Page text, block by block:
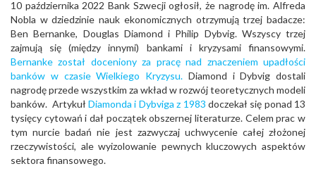
10 października 2022 Bank Szwecji ogłosił, że nagrodę im. Alfreda
Nobla w dziedzinie nauk ekonomicznych otrzymują trzej badacze:
Ben Bernanke, Douglas Diamond i Philip Dybvig. Wszyscy trzej
zajmują się (między innymi) bankami i kryzysami finansowymi.
Bernanke został doceniony za pracę nad znaczeniem upadłości
banków w czasie Wielkiego Kryzysu. Diamond i Dybvig dostali
nagrodę przede wszystkim za wkład w rozwój teoretycznych modeli
banków. ArtykułDiamonda i Dybviga z 1983 doczekał się ponad 13
tysięcy cytowań i dał początek obszernej literaturze. Celem prac w
tym nurcie badań nie jest zazwyczaj uchwycenie całej złożonej
rzeczywistości, ale wyizolowanie pewnych kluczowych aspektów
sektora finansowego.